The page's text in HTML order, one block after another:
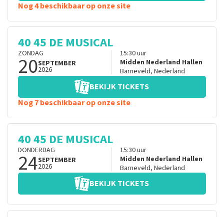
Nog 4 beschikbaar op onze site
40 45 DE MUSICAL
ZONDAG
20SEPTEMBER
2026
15:30uur
Midden Nederland Hallen
Barneveld, Nederland
BEKIJK TICKETS
Nog 7 beschikbaar op onze site
40 45 DE MUSICAL
DONDERDAG
24SEPTEMBER
2026
15:30uur
Midden Nederland Hallen
Barneveld, Nederland
BEKIJK TICKETS